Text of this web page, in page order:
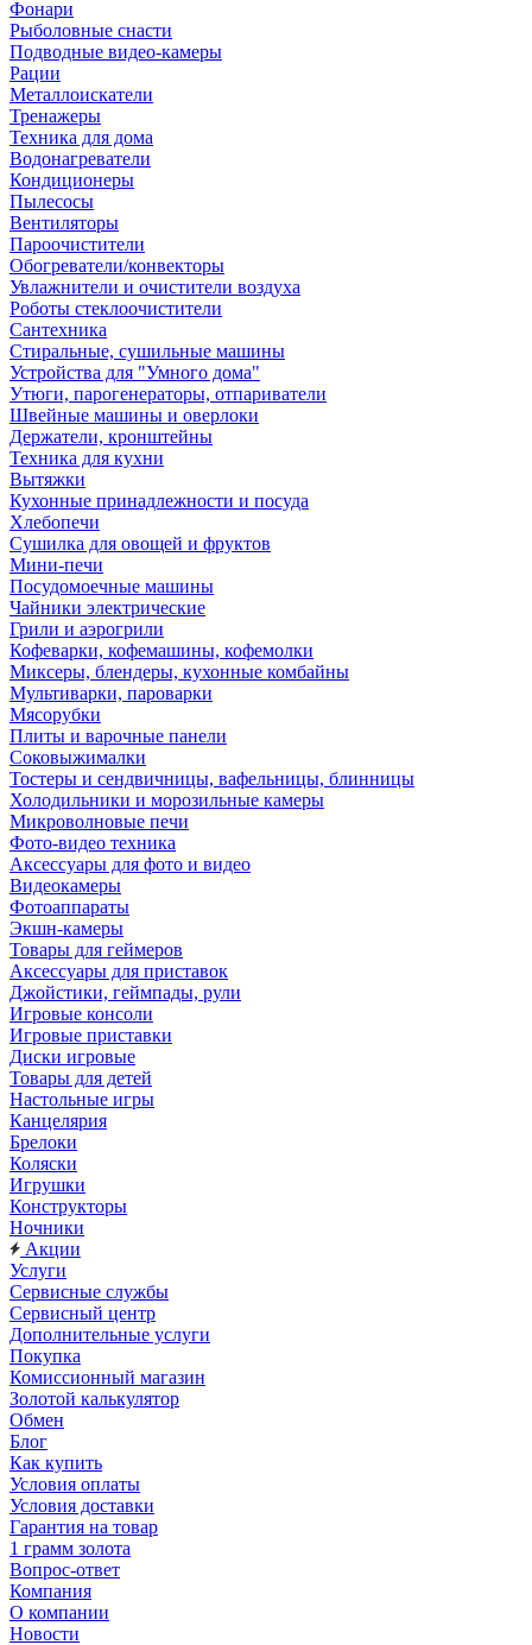
Фонари
Рыболовные снасти
Подводные видео-камеры
Рации
Металлоискатели
Тренажеры
Техника для дома
Водонагреватели
Кондиционеры
Пылесосы
Вентиляторы
Пароочистители
Обогреватели/конвекторы
Увлажнители и очистители воздуха
Роботы стеклоочистители
Сантехника
Стиральные, сушильные машины
Устройства для "Умного дома"
Утюги, парогенераторы, отпариватели
Швейные машины и оверлоки
Держатели, кронштейны
Техника для кухни
Вытяжки
Кухонные принадлежности и посуда
Хлебопечи
Сушилка для овощей и фруктов
Мини-печи
Посудомоечные машины
Чайники электрические
Грили и аэрогрили
Кофеварки, кофемашины, кофемолки
Миксеры, блендеры, кухонные комбайны
Мультиварки, пароварки
Мясорубки
Плиты и варочные панели
Соковыжималки
Тостеры и сендвичницы, вафельницы, блинницы
Холодильники и морозильные камеры
Микроволновые печи
Фото-видео техника
Аксессуары для фото и видео
Видеокамеры
Фотоаппараты
Экшн-камеры
Товары для геймеров
Аксессуары для приставок
Джойстики, геймпады, рули
Игровые консоли
Игровые приставки
Диски игровые
Товары для детей
Настольные игры
Канцелярия
Брелоки
Коляски
Игрушки
Конструкторы
Ночники
Акции
Услуги
Сервисные службы
Сервисный центр
Дополнительные услуги
Покупка
Комиссионный магазин
Золотой калькулятор
Обмен
Блог
Как купить
Условия оплаты
Условия доставки
Гарантия на товар
1 грамм золота
Вопрос-ответ
Компания
О компании
Новости